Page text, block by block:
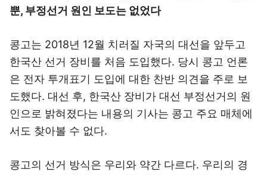
뿐, 부정선거 원인 보도는 없었다
콩고는 2018년 12월 치러질 자국의 대선을 앞두고
한국산 선거 장비를 처음 도입했다. 당시 콩고 언론
은 전자 투개표기 도입에 대한 찬반 의견을 주로 보
도했다. 대선 후, 한국산 장비가 대선 부정선거의 원
인으로 밝혀졌다는 내용의 기사는 콩고 주요 매체에
서도 찾아볼 수 없다.
콩고의 선거 방식은 우리와 약간 다르다. 우리의 경